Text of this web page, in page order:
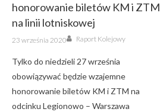
honorowanie biletów KM i ZTM
na linii lotniskowej
Posted
on
23 września 2020 Author
Raport Kolejowy
Tylko do niedzieli 27 września
obowiązywać będzie wzajemne
honorowanie biletów KM i ZTM na
odcinku Legionowo – Warszawa